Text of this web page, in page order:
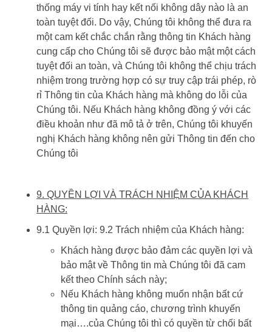
thống máy vi tính hay kết nối không dây nào là an
toàn tuyệt đối. Do vậy, Chúng tôi không thể đưa ra
một cam kết chắc chắn rằng thông tin Khách hàng
cung cấp cho Chúng tôi sẽ được bảo mật một cách
tuyệt đối an toàn, và Chúng tôi không thể chịu trách
nhiệm trong trường hợp có sự truy cập trái phép, rò
rỉ Thông tin của Khách hàng mà không do lỗi của
Chúng tôi. Nếu Khách hàng không đồng ý với các
điều khoản như đã mô tả ở trên, Chúng tôi khuyến
nghị Khách hàng không nên gửi Thông tin đến cho
Chúng tôi
9. QUYỀN LỢI VÀ TRÁCH NHIỆM CỦA KHÁCH
HÀNG:
9.1 Quyền lợi: 9.2 Trách nhiệm của Khách hàng:
Khách hàng được bảo đảm các quyền lợi và
bảo mật về Thông tin mà Chúng tôi đã cam
kết theo Chính sách này;
Nếu Khách hàng không muốn nhận bất cứ
thông tin quảng cáo, chương trình khuyến
mại….của Chúng tôi thì có quyền từ chối bất